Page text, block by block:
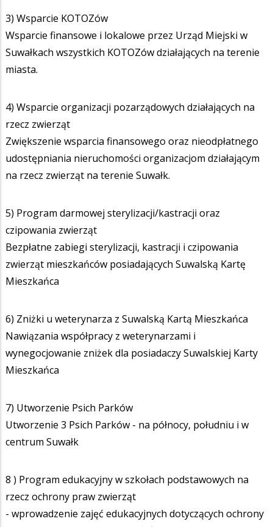
3) Wsparcie KOTOZów
Wsparcie finansowe i lokalowe przez Urząd Miejski w
Suwałkach wszystkich KOTOZów działających na terenie
miasta.
4) Wsparcie organizacji pozarządowych działających na
rzecz zwierząt
Zwiększenie wsparcia finansowego oraz nieodpłatnego
udostępniania nieruchomości organizacjom działającym
na rzecz zwierząt na terenie Suwałk.
5) Program darmowej sterylizacji/kastracji oraz
czipowania zwierząt
Bezpłatne zabiegi sterylizacji, kastracji i czipowania
zwierząt mieszkańców posiadających Suwalską Kartę
Mieszkańca
6) Zniżki u weterynarza z Suwalską Kartą Mieszkańca
Nawiązania współpracy z weterynarzami i
wynegocjowanie zniżek dla posiadaczy Suwalskiej Karty
Mieszkańca
7) Utworzenie Psich Parków
Utworzenie 3 Psich Parków - na północy, południu i w
centrum Suwałk
8 ) Program edukacyjny w szkołach podstawowych na
rzecz ochrony praw zwierząt
- wprowadzenie zajęć edukacyjnych dotyczących ochrony